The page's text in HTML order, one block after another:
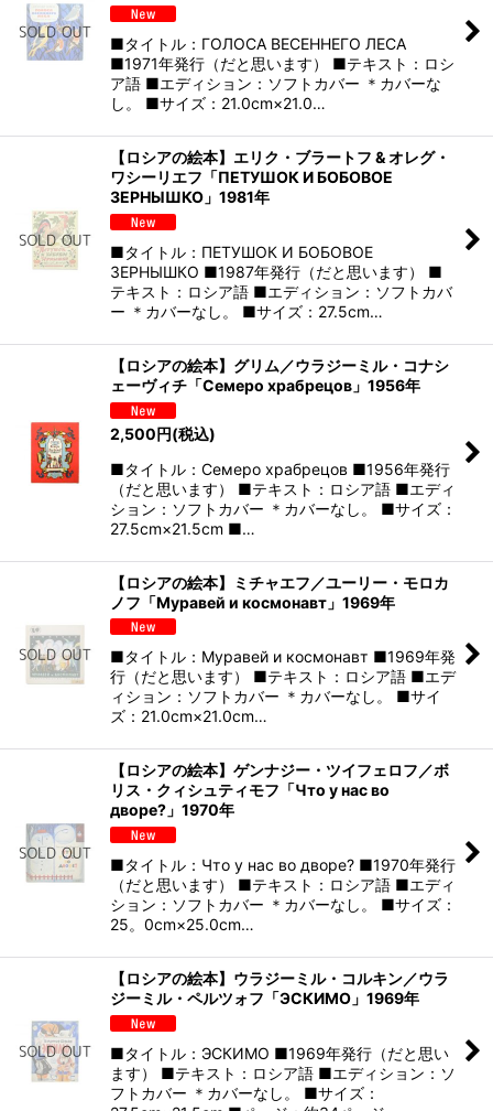
■タイトル：ГОЛОСА ВЕСЕННЕГО ЛЕСА
■1971年発行（だと思います） ■テキスト：ロシ
ア語 ■エディション：ソフトカバー ＊カバーな
し。 ■サイズ：21.0cm×21.0…
【ロシアの絵本】エリク・ブラートフ & オレグ・
ワシーリエフ「ПЕТУШОК И БОБОВОЕ
ЗЕРНЫШКО」1981年
■タイトル：ПЕТУШОК И БОБОВОЕ
ЗЕРНЫШКО ■1987年発行（だと思います） ■
テキスト：ロシア語 ■エディション：ソフトカバ
ー ＊カバーなし。 ■サイズ：27.5cm…
【ロシアの絵本】グリム／ウラジーミル・コナシ
ェーヴィチ「Семеро храбрецов」1956年
2,500円(税込)
■タイトル：Семеро храбрецов ■1956年発行
（だと思います） ■テキスト：ロシア語 ■エディ
ション：ソフトカバー ＊カバーなし。 ■サイズ：
27.5cm×21.5cm ■…
【ロシアの絵本】ミチャエフ／ユーリー・モロカ
ノフ「Муравей и космонавт」1969年
■タイトル：Муравей и космонавт ■1969年発
行（だと思います） ■テキスト：ロシア語 ■エデ
ィション：ソフトカバー ＊カバーなし。 ■サイ
ズ：21.0cm×21.0cm…
【ロシアの絵本】ゲンナジー・ツイフェロフ／ボ
リス・クィシュティモフ「Что у нас во
дворе?」1970年
■タイトル：Что у нас во дворе? ■1970年発行
（だと思います） ■テキスト：ロシア語 ■エディ
ション：ソフトカバー ＊カバーなし。 ■サイズ：
25。0cm×25.0cm…
【ロシアの絵本】ウラジーミル・コルキン／ウラ
ジーミル・ペルツォフ「ЭСКИМО」1969年
■タイトル：ЭСКИМО ■1969年発行（だと思い
ます） ■テキスト：ロシア語 ■エディション：ソ
フトカバー ＊カバーなし。 ■サイズ：